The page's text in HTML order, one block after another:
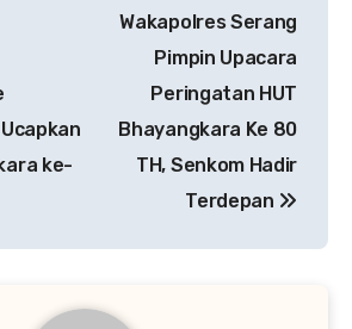
ke-
Wakapolres Serang
Pimpin Upacara
Peringatan HUT
Bhayangkara Ke 80
TH, Senkom Hadir
Terdepan